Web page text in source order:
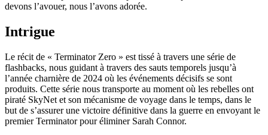
devons l’avouer, nous l’avons adorée.
Intrigue
Le récit de « Terminator Zero » est tissé à travers une série de
flashbacks, nous guidant à travers des sauts temporels jusqu’à
l’année charnière de 2024 où les événements décisifs se sont
produits. Cette série nous transporte au moment où les rebelles ont
piraté SkyNet et son mécanisme de voyage dans le temps, dans le
but de s’assurer une victoire définitive dans la guerre en envoyant le
premier Terminator pour éliminer Sarah Connor.